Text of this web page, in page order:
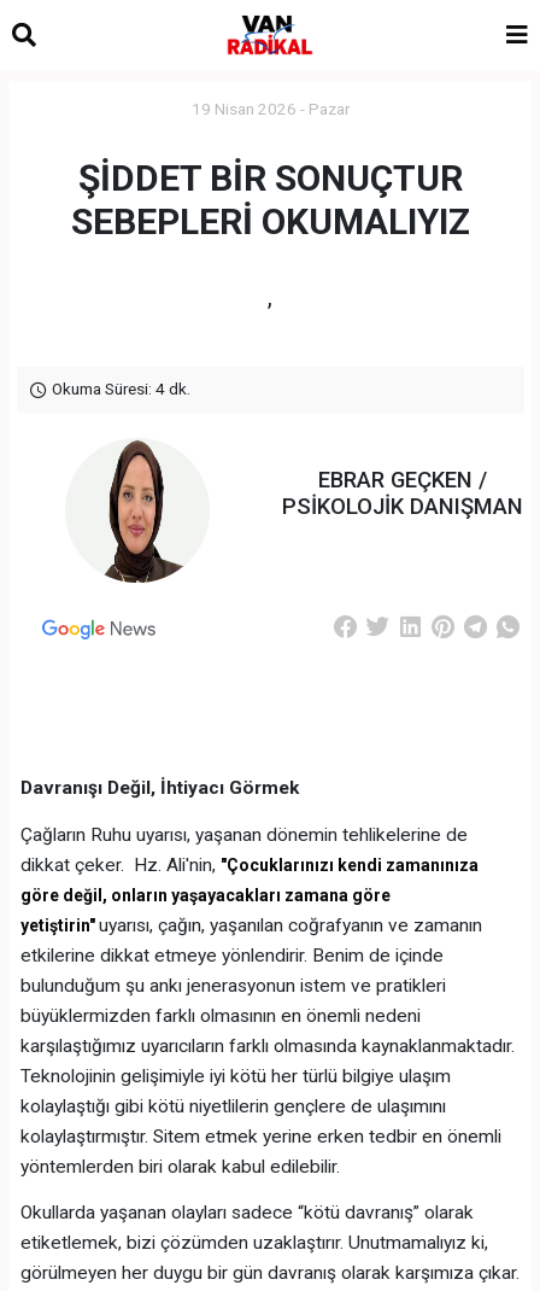
19 Nisan 2026 - Pazar
ŞİDDET BİR SONUÇTUR
SEBEPLERİ OKUMALIYIZ
,
Okuma Süresi: 4 dk.
EBRAR GEÇKEN /
PSİKOLOJİK DANIŞMAN
Davranışı Değil, İhtiyacı Görmek
Çağların Ruhu uyarısı, yaşanan dönemin tehlikelerine de
dikkat çeker. Hz. Ali'nin, "Çocuklarınızı kendi zamanınıza
göre değil, onların yaşayacakları zamana göre
yetiştirin"uyarısı, çağın, yaşanılan coğrafyanın ve zamanın
etkilerine dikkat etmeye yönlendirir. Benim de içinde
bulunduğum şu ankı jenerasyonun istem ve pratikleri
büyüklermizden farklı olmasının en önemli nedeni
karşılaştığımız uyarıcıların farklı olmasında kaynaklanmaktadır.
Teknolojinin gelişimiyle iyi kötü her türlü bilgiye ulaşım
kolaylaştığı gibi kötü niyetlilerin gençlere de ulaşımını
kolaylaştırmıştır. Sitem etmek yerine erken tedbir en önemli
yöntemlerden biri olarak kabul edilebilir.
Okullarda yaşanan olayları sadece “kötü davranış” olarak
etiketlemek, bizi çözümden uzaklaştırır. Unutmamalıyız ki,
görülmeyen her duygu bir gün davranış olarak karşımıza çıkar.